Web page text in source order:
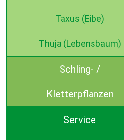
Taxus (Eibe)
Thuja (Lebensbaum)
Schling- /
Kletterpflanzen
Service